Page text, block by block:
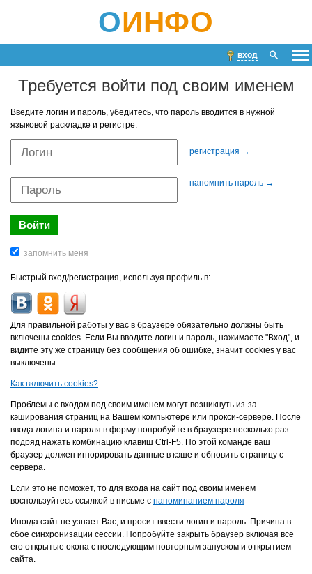
ОИНФО
вход
Требуется войти под своим именем
Введите логин и пароль, убедитесь, что пароль вводится в нужной
языковой раскладке и регистре.
регистрация →
напомнить пароль →
Быстрый вход/регистрация, используя профиль в:
Для правильной работы у вас в браузере обязательно должны быть
включены cookies. Если Вы вводите логин и пароль, нажимаете "Вход", и
видите эту же страницу без сообщения об ошибке, значит cookies у вас
выключены.
Как включить cookies?
Проблемы с входом под своим именем могут возникнуть из-за
кэширования страниц на Вашем компьютере или прокси-сервере. После
ввода логина и пароля в форму попробуйте в браузере несколько раз
подряд нажать комбинацию клавиш Ctrl-F5. По этой команде ваш
браузер должен игнорировать данные в кэше и обновить страницу с
сервера.
Если это не поможет, то для входа на сайт под своим именем
воспользуйтесь ссылкой в письме с напоминанием пароля
Иногда сайт не узнает Вас, и просит ввести логин и пароль. Причина в
сбое синхронизации сессии. Попробуйте закрыть браузер включая все
его открытые окона с последующим повторным запуском и открытием
сайта.